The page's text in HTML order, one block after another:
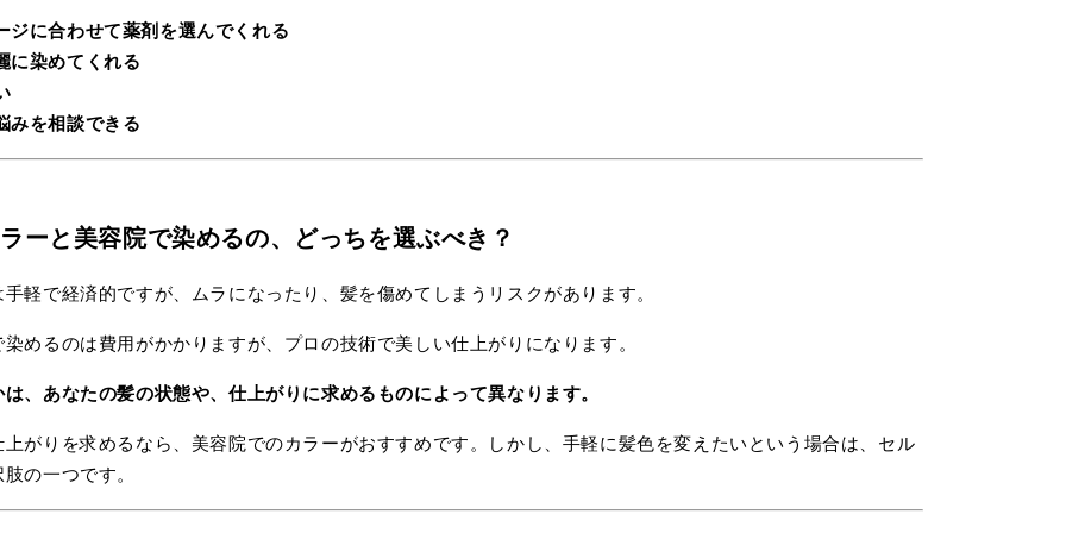
ジに合わせて薬剤を選んでくれる
に染めてくれる
みを相談できる
ーと美容院で染めるの、どっちを選ぶべき？
軽で経済的ですが、ムラになったり、髪を傷めてしまうリスクがあります。
めるのは費用がかかりますが、プロの技術で美しい仕上がりになります。
、あなたの髪の状態や、仕上がりに求めるものによって異なります。
がりを求めるなら、美容院でのカラーがおすすめです。しかし、手軽に髪色を変えたいという場合は、セル
の一つです。